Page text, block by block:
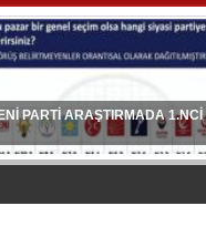
PARTİ ARAŞTIRMADA 1.NCİ